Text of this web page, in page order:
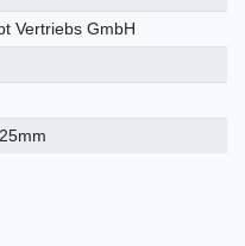
Vertriebs GmbH